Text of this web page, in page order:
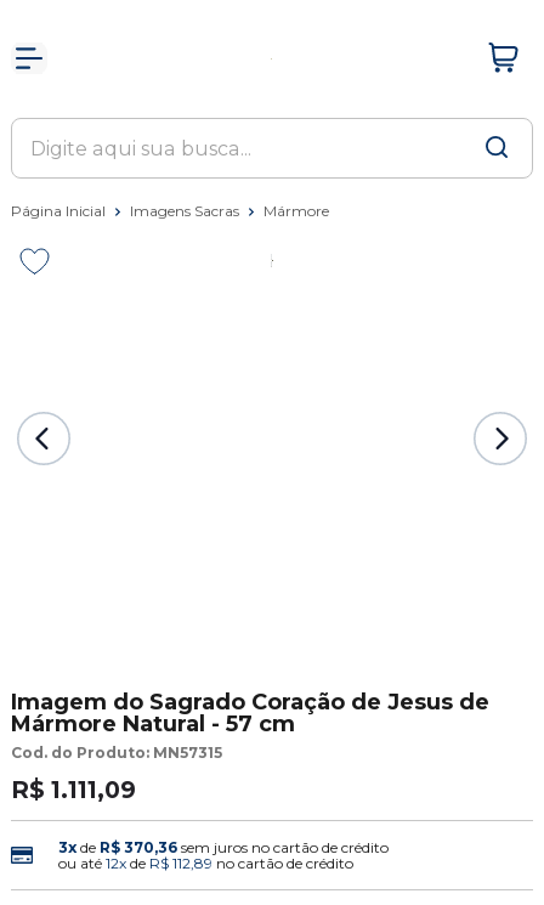
Página Inicial Imagens Sacras Mármore
Imagem do Sagrado Coração de Jesus de
Mármore Natural - 57 cm
Cod. do Produto: MN57315
R$ 1.111,09
3xde R$ 370,36 sem juros no cartão de crédito
ou até 12xde R$ 112,89 no cartão de crédito